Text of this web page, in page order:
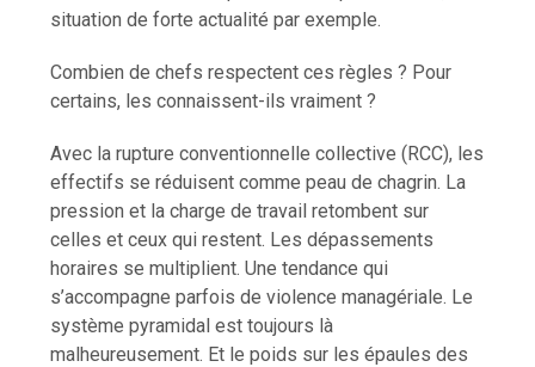
situation de forte actualité par exemple.
Combien de chefs respectent ces règles ? Pour
certains, les connaissent-ils vraiment ?
Avec la rupture conventionnelle collective (RCC), les
effectifs se réduisent comme peau de chagrin. La
pression et la charge de travail retombent sur
celles et ceux qui restent. Les dépassements
horaires se multiplient. Une tendance qui
s’accompagne parfois de violence managériale. Le
système pyramidal est toujours là
malheureusement. Et le poids sur les épaules des